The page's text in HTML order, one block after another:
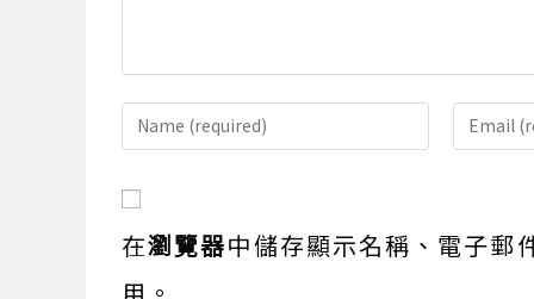
Enter
your
or
username
to
Enter
your
to
在瀏覽器中儲存顯示名稱、電子郵
用。